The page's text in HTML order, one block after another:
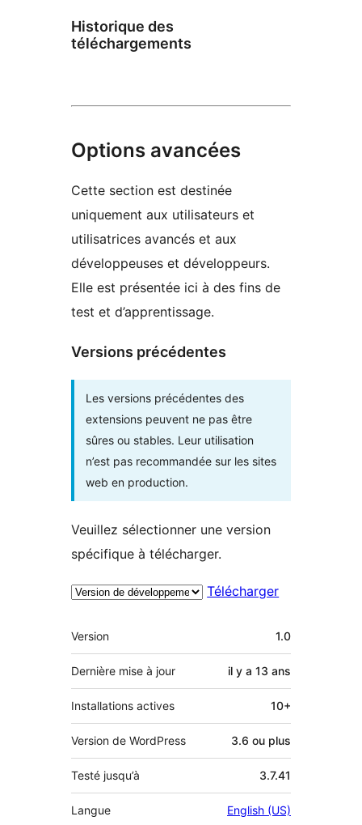
Historique des
téléchargements
Options avancées
Cette section est destinée
uniquement aux utilisateurs et
utilisatrices avancés et aux
développeuses et développeurs.
Elle est présentée ici à des fins de
test et d’apprentissage.
Versions précédentes
Les versions précédentes des
extensions peuvent ne pas être
sûres ou stables. Leur utilisation
n’est pas recommandée sur les sites
web en production.
Veuillez sélectionner une version
spécifique à télécharger.
Télécharger
Méta
Version 1.0
Dernière mise à jour il y a 13 ans
Installations actives 10+
Version de WordPress 3.6 ou plus
Testé jusqu’à 3.7.41
Langue English (US)